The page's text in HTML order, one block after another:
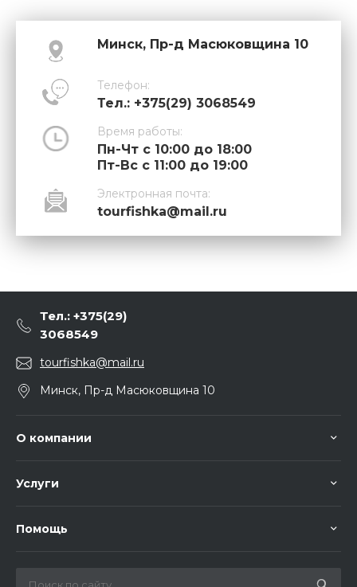
Минск, Пр-д Масюковщина 10
Телефон:
Тел.: +375(29) 3068549
Время работы:
Пн-Чт с 10:00 до 18:00
Пт-Вс с 11:00 до 19:00
Электронная почта:
tourfishka@mail.ru
Тел.: +375(29)
3068549
tourfishka@mail.ru
Минск, Пр-д Масюковщина 10
О компании
Услуги
Помощь